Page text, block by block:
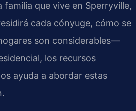
que vive en Sperryville,
cada cónyuge, cómo se
son considerables—
los recursos
ayuda a abordar estas